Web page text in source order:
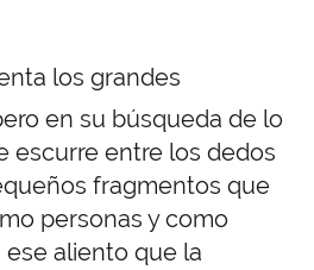
los grandes
en su búsqueda de lo
escurre entre los dedos
fragmentos que
personas y como
ese aliento que la